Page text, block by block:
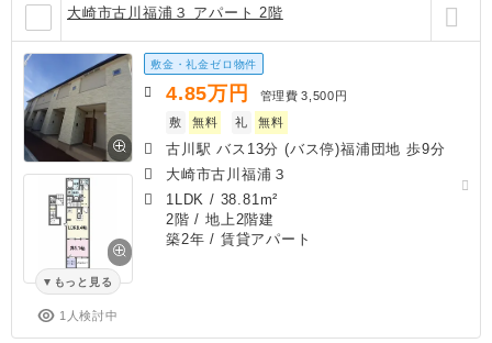
大崎市古川福浦３ アパート 2階
もっと見る
1人検討中
敷金・礼金ゼロ物件
4.85万円 管理費 3,500円
敷
無料 礼 無料
古川駅 バス13分 (バス停)福浦団地 歩9分
大崎市古川福浦３
1LDK / 38.81m²
2階 / 地上2階建
築2年 / 賃貸アパート